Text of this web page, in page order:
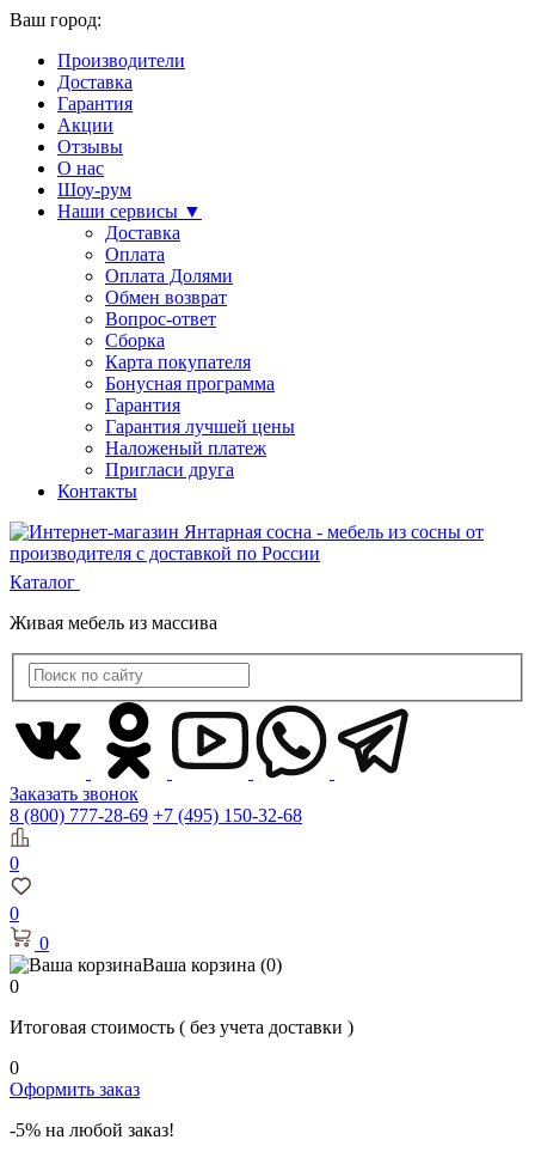
Ваш город:
Производители
Доставка
Гарантия
Акции
Отзывы
О нас
Шоу-рум
Наши сервисы ▼
Доставка
Оплата
Оплата Долями
Обмен возврат
Вопрос-ответ
Сборка
Карта покупателя
Бонусная программа
Гарантия
Гарантия лучшей цены
Наложеный платеж
Пригласи друга
Контакты
Каталог
Живая мебель из массива
Заказать звонок
8 (800) 777-28-69 +7 (495) 150-32-68
0
0
0
Ваша корзина (0)
0
Итоговая стоимость ( без учета доставки )
0
Оформить заказ
-5% на любой заказ!